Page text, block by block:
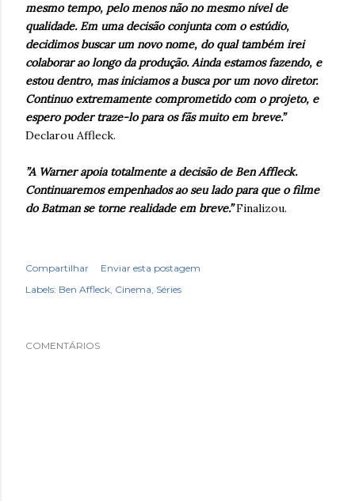
mesmo tempo, pelo menos não no mesmo nível de
qualidade. Em uma decisão conjunta com o estúdio,
decidimos buscar um novo nome, do qual também irei
colaborar ao longo da produção. Ainda estamos fazendo, e
estou dentro, mas iniciamos a busca por um novo diretor.
Continuo extremamente comprometido com o projeto, e
espero poder traze-lo para os fãs muito em breve.”
Declarou Affleck.
”A Warner apoia totalmente a decisão de Ben Affleck.
Continuaremos empenhados ao seu lado para que o filme
do Batman se torne realidade em breve.”Finalizou.
Compartilhar
Enviar esta postagem
Labels: Ben Affleck Cinema Séries
COMENTÁRIOS